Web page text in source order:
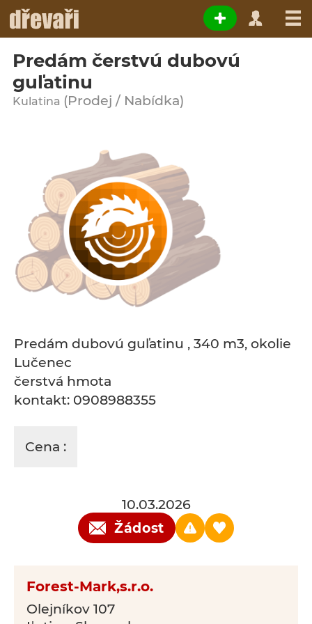
Predám čerstvú dubovú
guľatinu
Kulatina (Prodej / Nabídka)
Predám dubovú guľatinu , 340 m3, okolie
Lučenec
čerstvá hmota
kontakt: 0908988355
Cena :
10.03.2026
Žádost
Forest-Mark,s.r.o.
Olejníkov 107